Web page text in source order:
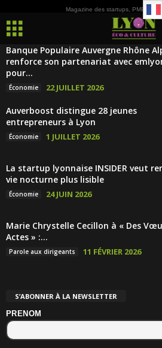
Magazine des startups, PME, ETI
Banque Populaire Auvergne Rhône
renforce son partenariat avec
pour...
Économie 22 JUILLET 2026
Auverboost distingue 28 jeunes
entrepreneurs à Lyon
Économie 1 JUILLET 2026
La startup lyonnaise INSIDER veut
vie nocturne plus lisible
Économie 24 JUIN 2026
Marie Chrystelle Cecillon à « Des
Actes » :...
Parole aux dirigeants 11 FÉVRIER 2026
S’ABONNER À LA NEWSLETTER
PRENOM